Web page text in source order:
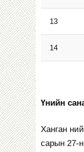
13
14
Үнийн
Ханган
сарын 27-